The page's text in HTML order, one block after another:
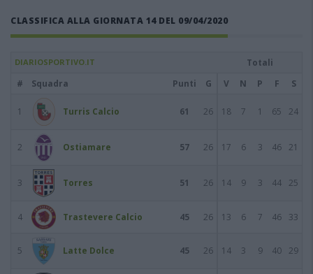
CLASSIFICA ALLA GIORNATA 14 DEL 09/04/2020
DIARIOSPORTIVO.IT
Totali
#
Squadra Punti G V N P F S
1 Turris Calcio 61 26 18 7 1 65 24
2 Ostiamare 57 26 17 6 3 46 21
3 Torres 51 26 14 9 3 44 25
4 Trastevere Calcio 45 26 13 6 7 46 33
5 Latte Dolce 45 26 14 3 9 40 29